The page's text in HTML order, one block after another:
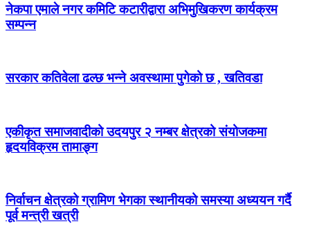
नेकपा एमाले नगर कमिटि कटारीद्वारा अभिमुखिकरण कार्यक्रम
सम्पन्न
सरकार कतिवेला ढल्छ भन्ने अवस्थामा पुगेको छ , खतिवडा
एकीकृत समाजवादीको उदयपुर २ नम्बर क्षेत्रको संयोजकमा
हृदयविक्रम तामाङ्ग
निर्वाचन क्षेत्रको ग्रामिण भेगका स्थानीयको समस्या अध्ययन गर्दै
पूर्व मन्त्री खत्री